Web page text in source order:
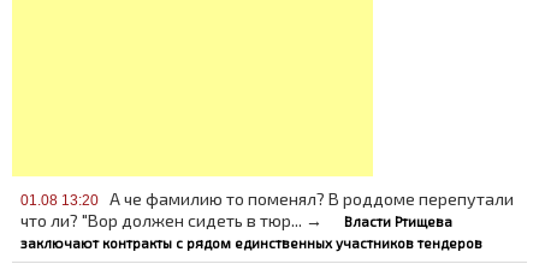
01.08 13:20
А че фамилию то поменял? В роддоме перепутали
что ли? "Вор должен сидеть в тюр... →
Власти Ртищева
заключают контракты с рядом единственных участников тендеров